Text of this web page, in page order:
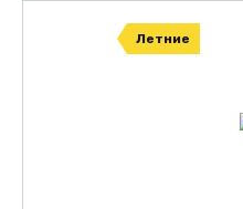
Летние